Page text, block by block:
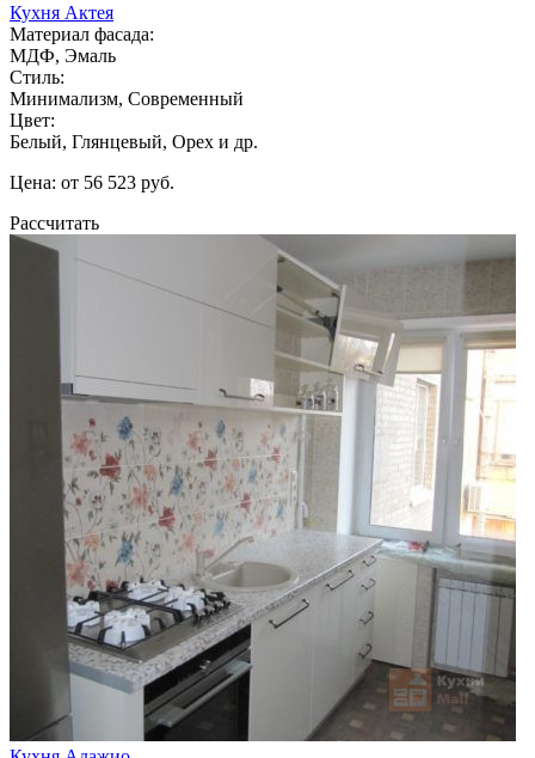
Кухня Актея
Материал фасада:
МДФ, Эмаль
Стиль:
Минимализм, Современный
Цвет:
Белый, Глянцевый, Орех и др.
Цена: от 56 523 руб.
Рассчитать